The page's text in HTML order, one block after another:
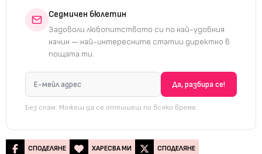
Седмичен бюлетин
Задоволи любопитството си по най-удобния
начин — най-интересните статии директно в
пощата ти.
Без спам. Можеш да се отпишеш по всяко време.
СПОДЕЛЯНЕ ХАРЕСВА МИ СПОДЕЛЯНЕ